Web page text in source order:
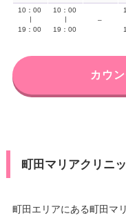
10：00
19：00
10：00
19：00
–
カウ
町田マリアクリニ
町田エリアにある町田マ